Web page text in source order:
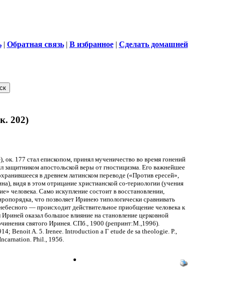
| Обратная связь| В избранное| Сделать домашней
202)
177 стал епископом, принял мученичество во время гонений
апостольской веры от гностицизма. Его важнейшее
в древнем латинском переводе («Против ересей»,
видя в этом отрицание христианской со-териологии (учения
человека. Само искупление состоит в восстановлении,
что позволяет Иринею типологически сравнивать
— происходит действительное приобщение человека к
оказал большое влияние на становление церковной
святого Иринея. СПб., 1900 (репринт:М.,1996).
Benoit A. 5. Irenee. Introduction a Г etude de sa theologie. P.,
Phil., 1956.